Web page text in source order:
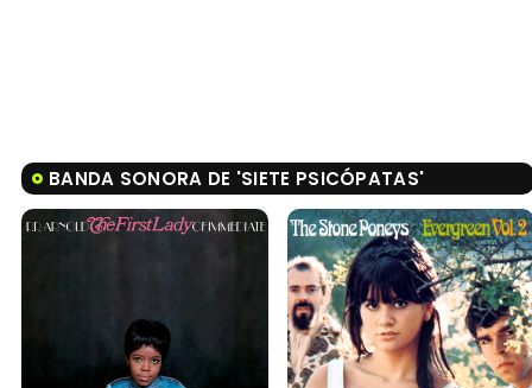
BANDA SONORA DE 'SIETE PSICÓPATAS'